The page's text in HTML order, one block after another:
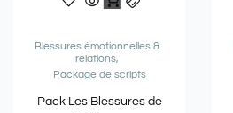
Blessures émotionnelles &
relations
Package de scripts
Pack Les Blessures de